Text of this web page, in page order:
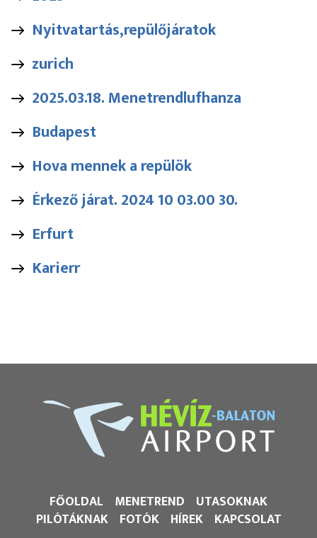
Nyitvatartás,repülőjáratok
zurich
2025.03.18. Menetrendlufhanza
Budapest
Hova mennek a repülök
Érkező járat. 2024 10 03.00 30.
Erfurt
Karierr
FŐOLDAL MENETREND UTASOKNAK
PILÓTÁKNAK FOTÓK HÍREK KAPCSOLAT